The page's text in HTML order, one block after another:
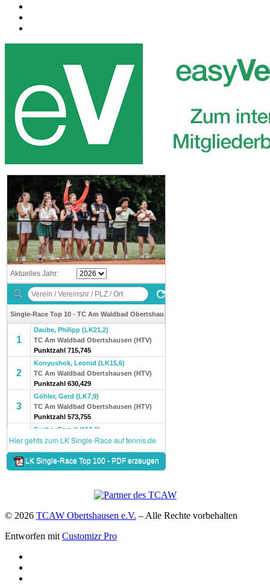
© 2026 TCAW Obertshausen e.V. – Alle Rechte vorbehalten
Entworfen mit Customizr Pro